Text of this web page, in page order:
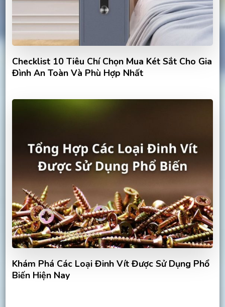
Checklist 10 Tiêu Chí Chọn Mua Két Sắt Cho Gia
Đình An Toàn Và Phù Hợp Nhất
Khám Phá Các Loại Đinh Vít Được Sử Dụng Phổ
Biến Hiện Nay